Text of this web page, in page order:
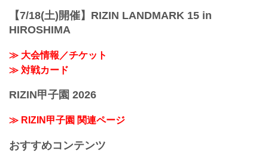
【7/18(土)開催】RIZIN LANDMARK 15 in
HIROSHIMA
≫ 大会情報／チケット
≫ 対戦カード
RIZIN甲子園 2026
≫ RIZIN甲子園 関連ページ
おすすめコンテンツ